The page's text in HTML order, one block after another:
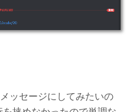
ッセージにしてみたいの